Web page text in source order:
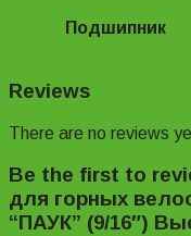
Подшипник
Reviews
There are no reviews
Be the first to
для горных
“ПАУК” (9/16″)